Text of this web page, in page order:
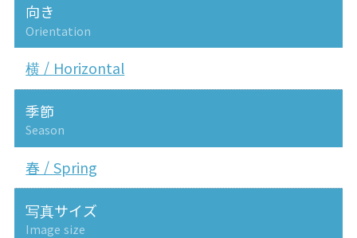
向き
Orientation
横 / Horizontal
季節
Season
春 / Spring
写真サイズ
Image size